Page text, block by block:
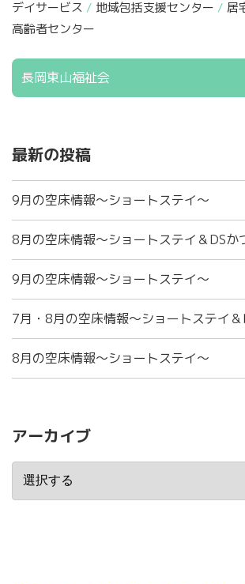
デイサービス 地域包括支援センター
居
高齢者センター
長岡東山福祉会
最新の投稿
9月の空床情報～ショートステイ～
8月の空床情報～ショートステイ＆DSか
9月の空床情報～ショートステイ～
7月・8月の空床情報～ショートステイ
8月の空床情報～ショートステイ～
アーカイブ